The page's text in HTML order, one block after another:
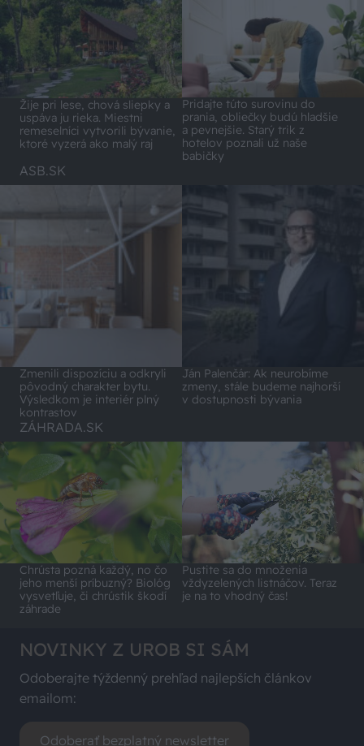
Žije pri lese, chová sliepky a
uspáva ju rieka. Miestni
remeselníci vytvorili bývanie,
ktoré vyzerá ako malý raj
Pridajte túto surovinu do
prania, obliečky budú hladšie
a pevnejšie. Starý trik z
hotelov poznali už naše
babičky
ASB.SK
Zmenili dispozíciu a odkryli
pôvodný charakter bytu.
Výsledkom je interiér plný
kontrastov
Ján Palenčár: Ak neurobíme
zmeny, stále budeme najhorší
v dostupnosti bývania
ZÁHRADA.SK
Chrústa pozná každý, no čo
jeho menší príbuzný? Biológ
vysvetľuje, či chrústik škodí
záhrade
Pustite sa do množenia
vždyzelených listnáčov. Teraz
je na to vhodný čas!
NOVINKY Z UROB SI SÁM
Odoberajte týždenný prehľad najlepších článkov
emailom:
Odoberať bezplatný newsletter